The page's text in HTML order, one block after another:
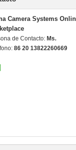
Camera Systems
de Contacto: Ms.
86 20 13822260669